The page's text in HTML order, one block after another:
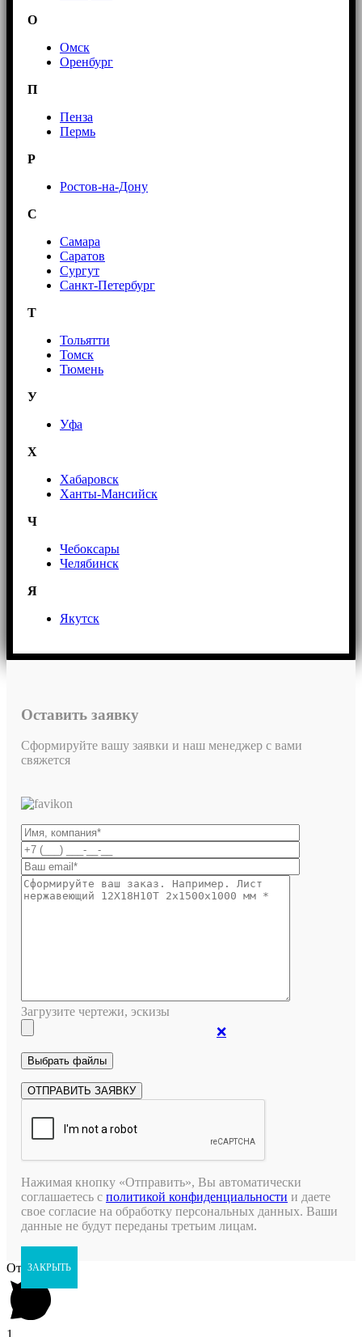
О
Омск
Оренбург
П
Пенза
Пермь
Р
Ростов-на-Дону
С
Самара
Саратов
Сургут
Санкт-Петербург
Т
Тольятти
Томск
Тюмень
У
Уфа
Х
Хабаровск
Ханты-Мансийск
Ч
Чебоксары
Челябинск
Я
Якутск
Оставить заявку
Сформируйте вашу заявки и наш менеджер с вами
свяжется
Загрузите чертежи, эскизы
❌
Нажимая кнопку «Отправить», Вы автоматически
соглашаетесь с политикой конфиденциальности и даете
свое согласие на обработку персональных данных. Ваши
данные не будут переданы третьим лицам.
ЗАКРЫТЬ
Открыть чат